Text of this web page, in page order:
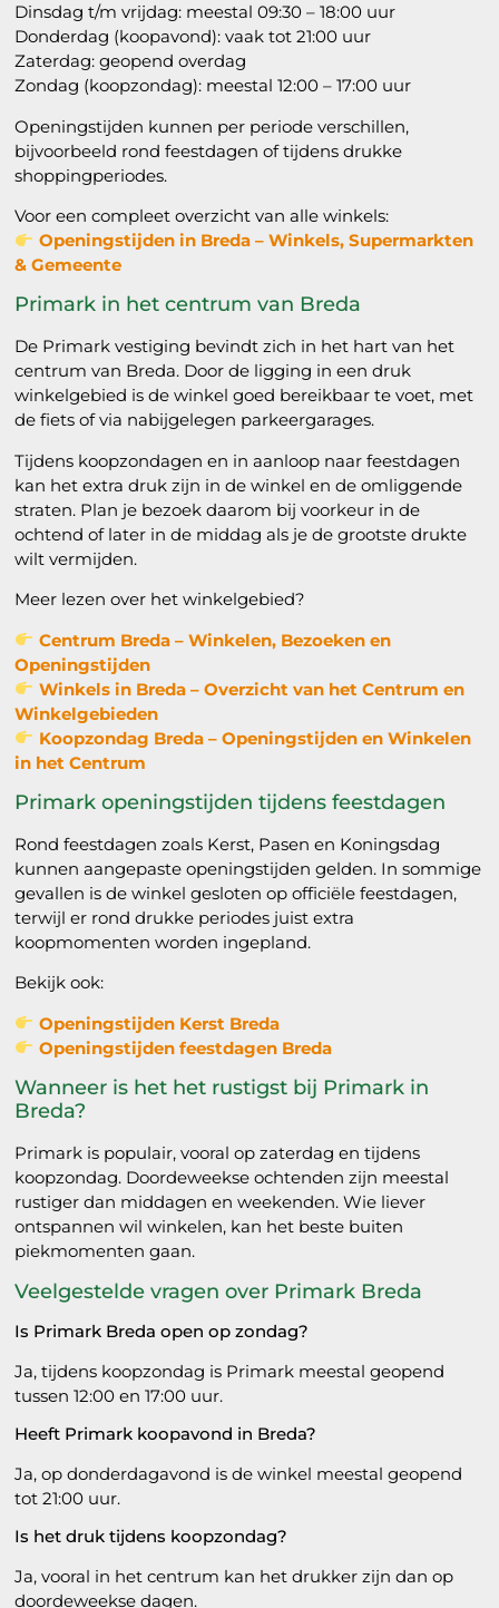
Dinsdag t/m vrijdag: meestal 09:30 – 18:00 uur
Donderdag (koopavond): vaak tot 21:00 uur
Zaterdag: geopend overdag
Zondag (koopzondag): meestal 12:00 – 17:00 uur
Openingstijden kunnen per periode verschillen,
bijvoorbeeld rond feestdagen of tijdens drukke
shoppingperiodes.
Voor een compleet overzicht van alle winkels:
Openingstijden in Breda – Winkels, Supermarkten
& Gemeente
Primark in het centrum van Breda
De Primark vestiging bevindt zich in het hart van het
centrum van Breda. Door de ligging in een druk
winkelgebied is de winkel goed bereikbaar te voet, met
de fiets of via nabijgelegen parkeergarages.
Tijdens koopzondagen en in aanloop naar feestdagen
kan het extra druk zijn in de winkel en de omliggende
straten. Plan je bezoek daarom bij voorkeur in de
ochtend of later in de middag als je de grootste drukte
wilt vermijden.
Meer lezen over het winkelgebied?
Centrum Breda – Winkelen, Bezoeken en
Openingstijden
Winkels in Breda – Overzicht van het Centrum en
Winkelgebieden
Koopzondag Breda – Openingstijden en Winkelen
in het Centrum
Primark openingstijden tijdens feestdagen
Rond feestdagen zoals Kerst, Pasen en Koningsdag
kunnen aangepaste openingstijden gelden. In sommige
gevallen is de winkel gesloten op officiële feestdagen,
terwijl er rond drukke periodes juist extra
koopmomenten worden ingepland.
Bekijk ook:
Openingstijden Kerst Breda
Openingstijden feestdagen Breda
Wanneer is het het rustigst bij Primark in
Breda?
Primark is populair, vooral op zaterdag en tijdens
koopzondag. Doordeweekse ochtenden zijn meestal
rustiger dan middagen en weekenden. Wie liever
ontspannen wil winkelen, kan het beste buiten
piekmomenten gaan.
Veelgestelde vragen over Primark Breda
Is Primark Breda open op zondag?
Ja, tijdens koopzondag is Primark meestal geopend
tussen 12:00 en 17:00 uur.
Heeft Primark koopavond in Breda?
Ja, op donderdagavond is de winkel meestal geopend
tot 21:00 uur.
Is het druk tijdens koopzondag?
Ja, vooral in het centrum kan het drukker zijn dan op
doordeweekse dagen.